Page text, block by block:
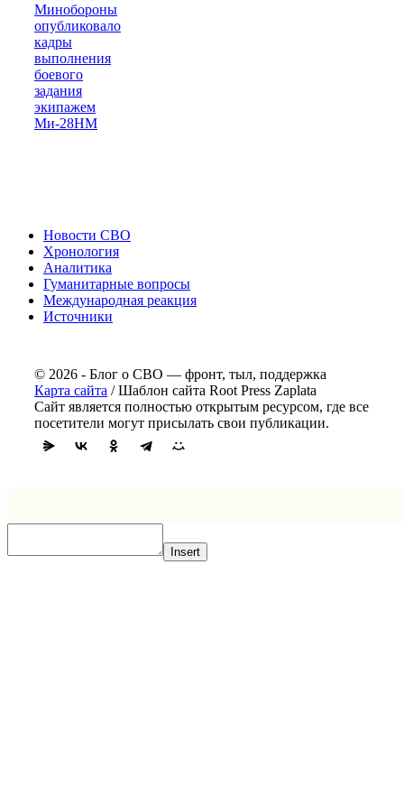
Минобороны
опубликовало
кадры
выполнения
боевого
задания
экипажем
Ми-28НМ
Новости СВО
Хронология
Аналитика
Гуманитарные вопросы
Международная реакция
Источники
© 2026 - Блог о СВО — фронт, тыл, поддержка
Карта сайта / Шаблон сайта Root Press Zaplata
Сайт является полностью открытым ресурсом, где все
посетители могут присылать свои публикации.
Insert